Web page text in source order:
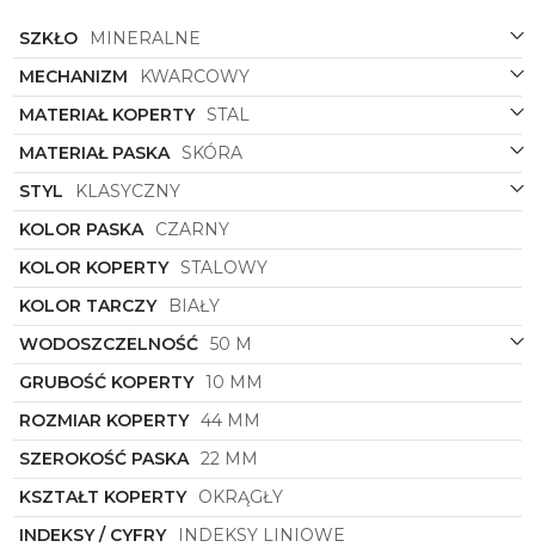
SZKŁO
MINERALNE
MECHANIZM
KWARCOWY
MATERIAŁ KOPERTY STAL
MATERIAŁ PASKA SKÓRA
STYL
KLASYCZNY
KOLOR PASKA CZARNY
KOLOR KOPERTY STALOWY
KOLOR TARCZY
BIAŁY
WODOSZCZELNOŚĆ 50 M
GRUBOŚĆ KOPERTY 10 MM
ROZMIAR KOPERTY 44 MM
SZEROKOŚĆ PASKA 22 MM
KSZTAŁT KOPERTY OKRĄGŁY
INDEKSY / CYFRY
INDEKSY LINIOWE